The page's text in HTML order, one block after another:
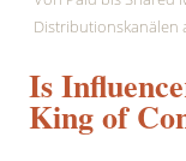
Distributionskanälen
Is
King of